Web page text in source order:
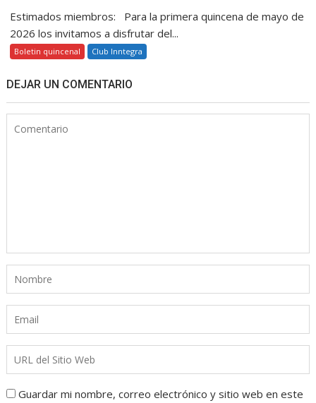
Estimados miembros: Para la primera quincena de mayo de
2026 los invitamos a disfrutar del...
Boletin quincenal Club Inntegra
DEJAR UN COMENTARIO
Guardar mi nombre, correo electrónico y sitio web en este